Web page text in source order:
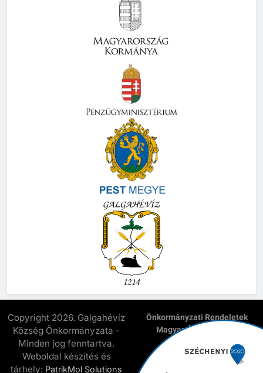
Copyright 2026. Galgahévíz
Község Önkormányzata -
Minden jog fenntartva.
Weboldal készítés és
tárhely: PatrikMol Solutions
Önkormányzati Rendeletek
Magyar Államkincstár
E-Önkormányzat
Elnyert Széchenyi 2020